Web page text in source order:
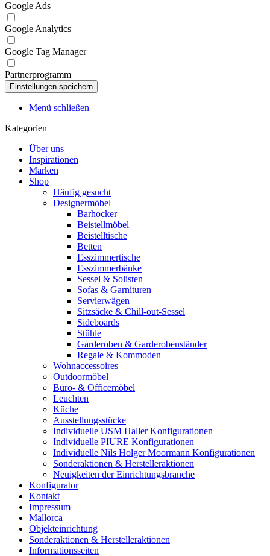
Google Ads
Google Analytics
Google Tag Manager
Partnerprogramm
Menü schließen
Kategorien
Über uns
Inspirationen
Marken
Shop
Häufig gesucht
Designermöbel
Barhocker
Beistellmöbel
Beistelltische
Betten
Esszimmertische
Esszimmerbänke
Sessel & Solisten
Sofas & Garnituren
Servierwägen
Sitzsäcke & Chill-out-Sessel
Sideboards
Stühle
Garderoben & Garderobenständer
Regale & Kommoden
Wohnaccessoires
Outdoormöbel
Büro- & Officemöbel
Leuchten
Küche
Ausstellungsstücke
Individuelle USM Haller Konfigurationen
Individuelle PIURE Konfigurationen
Individuelle Nils Holger Moormann Konfigurationen
Sonderaktionen & Herstelleraktionen
Neuigkeiten der Einrichtungsbranche
Konfigurator
Kontakt
Impressum
Mallorca
Objekteinrichtung
Sonderaktionen & Herstelleraktionen
Informationsseiten